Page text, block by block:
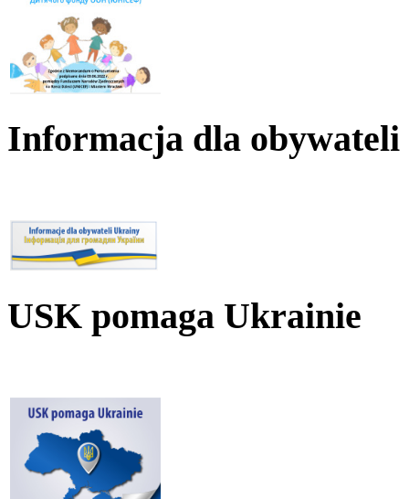
Informacja dla
USK pomaga Ukrainie